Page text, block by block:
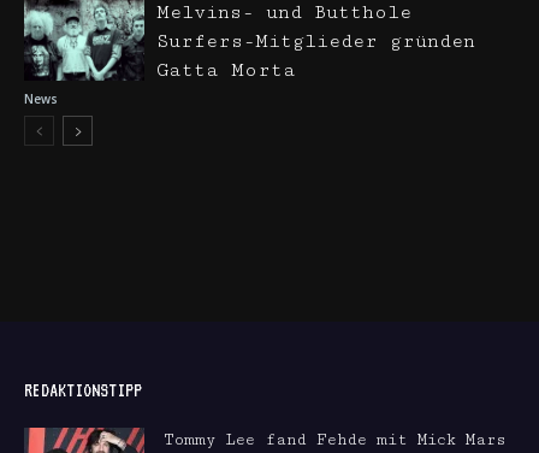
News
Melvins- und Butthole
Surfers-Mitglieder gründen
Gatta Morta
REDAKTIONSTIPP
Tommy Lee fand Fehde mit Mick Mars